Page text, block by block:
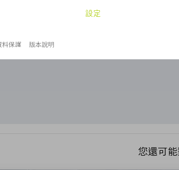
我們使用Cookie，無法向您顯示Google地圖。請
您還可